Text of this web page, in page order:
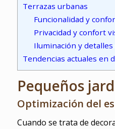
Terrazas urbanas
Funcionalidad y
Privacidad y confort
Iluminación y
Tendencias actuales en
Pequeños
Optimización del
Cuando se trata de